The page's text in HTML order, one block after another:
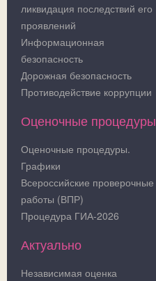
ликвидация последствий его
проявлений
Информационная
безопасность
Дорожная безопасность
Противодействие коррупции
Оценочные процедуры
Оценочные процедуры.
Графики
Всероссийские проверочные
работы (ВПР)
Процедура ГИА-2026
Актуально
Независимая оценка